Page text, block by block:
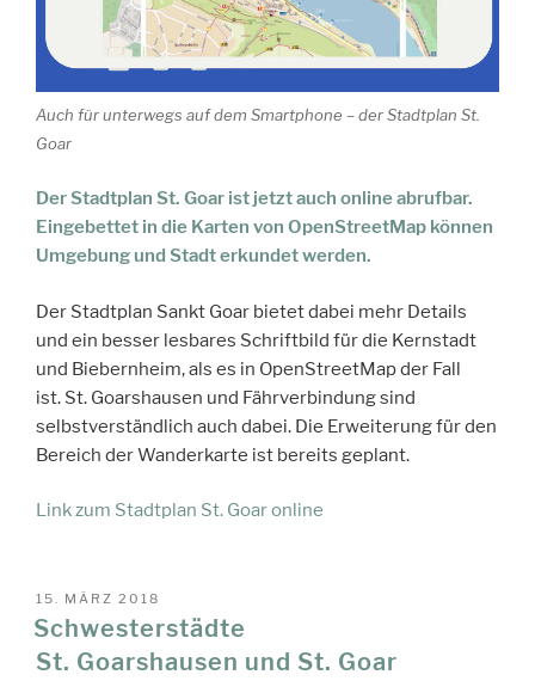
Auch für unterwegs auf dem Smartphone – der Stadtplan St.
Goar
Der Stadtplan St. Goar ist jetzt auch online abrufbar.
Eingebettet in die Karten von OpenStreetMap können
Umgebung und Stadt erkundet werden.
Der Stadtplan Sankt Goar bietet dabei mehr Details
und ein besser lesbares Schriftbild für die Kernstadt
und Biebernheim, als es in OpenStreetMap der Fall
ist. St. Goarshausen und Fährverbindung sind
selbstverständlich auch dabei. Die Erweiterung für den
Bereich der Wanderkarte ist bereits geplant.
Link zum Stadtplan St. Goar online
VERÖFFENTLICHT
AM
15. MÄRZ 2018
Schwesterstädte
St. Goarshausen und St. Goar